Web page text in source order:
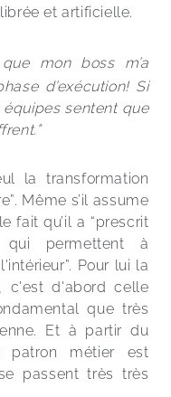
et artificielle.
mon boss m’a
d’exécution! Si
sentent que
la transformation
Même s’il assume
fait qu’il a “prescrit
permettent à
Pour lui la
c'est d'abord celle
que très
Et à partir du
patron métier est
passent très très